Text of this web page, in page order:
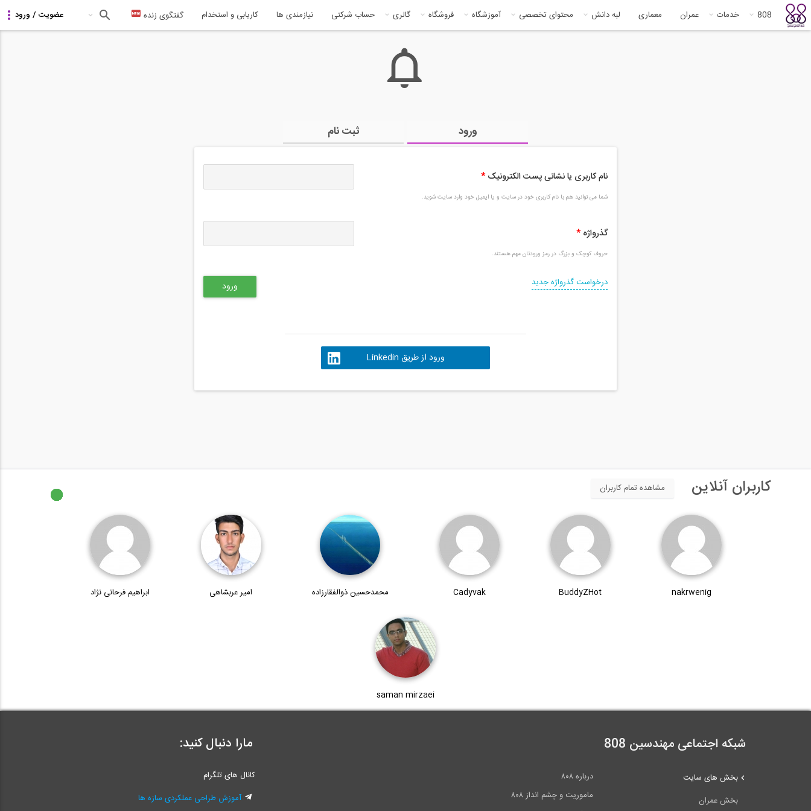
808 خدمات عمران معماری لبه دانش محتوای تخصصی آموزشگاه فروشگاه گالری حساب شرکتی نیازمندی ها کاریابی و استخدام گفتگوی زنده
ورود ثبت نام
نام کاربری یا نشانی پست الکترونیک *
شما می توانید هم با نام کاربری خود در سایت و یا ایمیل خود وارد سایت شوید.
گذرواژه *
حروف کوچک و بزرگ در رمز ورودتان مهم هستند.
درخواست گذرواژه جدید
ورود از طریق Linkedin
کاربران آنلاین مشاهده تمام کاربران
nakrwenig
BuddyZHot
Cadyvak محمدحسین ذوالفقارزاده امیر عربشاهی ابراهیم فرحانی نژاد
saman mirzaei
شبکه اجتماعی مهندسین 808
درباره ۸۰۸
ماموریت و چشم انداز ۸۰۸
بخش های سایت
بخش عمران
مارا دنبال کنید:
کانال های تلگرام
آموزش طراحی عملکردی سازه ها